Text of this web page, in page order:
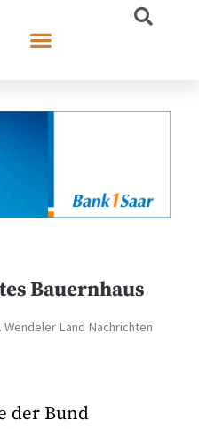
Bauernhaus
Wendeler Land Nachrichten
der Bund